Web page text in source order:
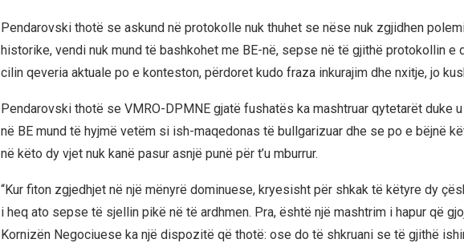
Pendarovski thotë se askund në protokolle nuk thuhet se nëse nuk zgjidhen
historike, vendi nuk mund të bashkohet me BE-në, sepse në të gjithë protokollin e
cilin qeveria aktuale po e konteston, përdoret kudo fraza inkurajim dhe nxitje, jo
Pendarovski thotë se VMRO-DPMNE gjatë fushatës ka mashtruar qytetarët duke
në BE mund të hyjmë vetëm si ish-maqedonas të bullgarizuar dhe se po e bëjnë
në këto dy vjet nuk kanë pasur asnjë punë për t’u mburrur.
“Kur fiton zgjedhjet në një mënyrë dominuese, kryesisht për shkak të këtyre dy
i heq ato sepse të sjellin pikë në të ardhmen. Pra, është një mashtrim i hapur që
Kornizën Negociuese ka një dispozitë që thotë: ose do të shkruani se të gjithë